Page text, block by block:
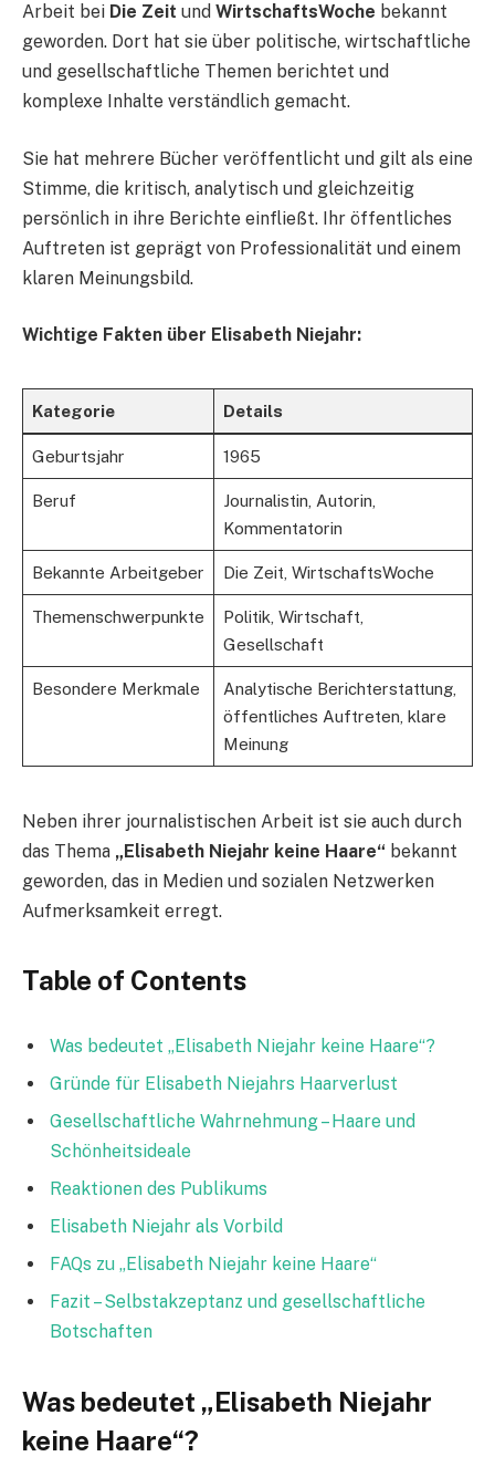
Arbeit bei Die Zeit und WirtschaftsWoche bekannt
geworden. Dort hat sie über politische, wirtschaftliche
und gesellschaftliche Themen berichtet und
komplexe Inhalte verständlich gemacht.
Sie hat mehrere Bücher veröffentlicht und gilt als eine
Stimme, die kritisch, analytisch und gleichzeitig
persönlich in ihre Berichte einfließt. Ihr öffentliches
Auftreten ist geprägt von Professionalität und einem
klaren Meinungsbild.
Wichtige Fakten über Elisabeth Niejahr:
Kategorie Details
Geburtsjahr 1965
Beruf
Journalistin, Autorin,
Kommentatorin
Bekannte Arbeitgeber Die Zeit, WirtschaftsWoche
Themenschwerpunkte
Politik, Wirtschaft,
Gesellschaft
Besondere Merkmale
Analytische Berichterstattung,
öffentliches Auftreten, klare
Meinung
Neben ihrer journalistischen Arbeit ist sie auch durch
das Thema „Elisabeth Niejahr keine Haare“ bekannt
geworden, das in Medien und sozialen Netzwerken
Aufmerksamkeit erregt.
Table of Contents
Was bedeutet „Elisabeth Niejahr keine Haare“?
Gründe für Elisabeth Niejahrs Haarverlust
Gesellschaftliche Wahrnehmung – Haare und
Schönheitsideale
Reaktionen des Publikums
Elisabeth Niejahr als Vorbild
FAQs zu „Elisabeth Niejahr keine Haare“
Fazit – Selbstakzeptanz und gesellschaftliche
Botschaften
Was bedeutet „Elisabeth Niejahr
keine Haare“?